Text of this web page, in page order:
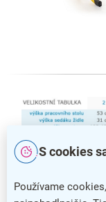
S cookies
Používame